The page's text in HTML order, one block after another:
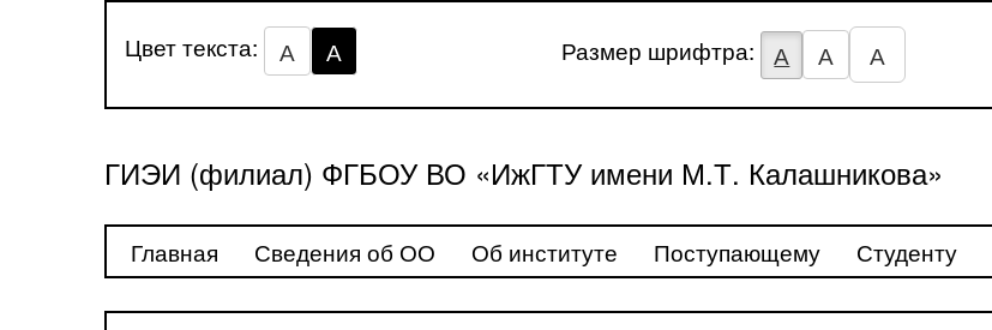
Цвет текста: А А Размер шрифтра: А А А
ГИЭИ (филиал) ФГБОУ ВО «ИжГТУ имени М.Т. Калашникова»
Главная Сведения об ОО Об институте Поступающему Студенту